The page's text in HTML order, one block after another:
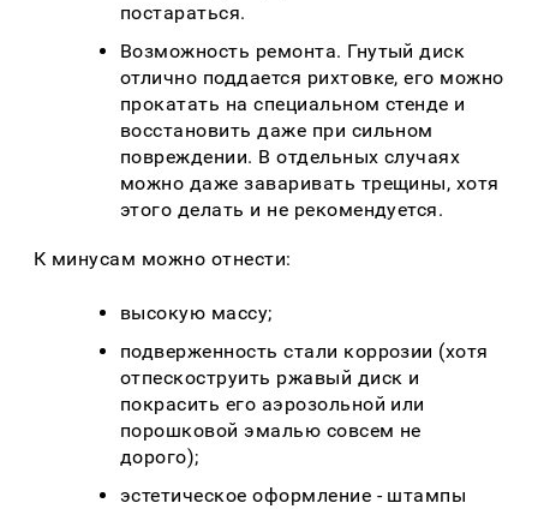
постараться.
Возможность ремонта. Гнутый диск
отлично поддается рихтовке, его можно
прокатать на специальном стенде и
восстановить даже при сильном
повреждении. В отдельных случаях
можно даже заваривать трещины, хотя
этого делать и не рекомендуется.
К минусам можно отнести:
высокую массу;
подверженность стали коррозии (хотя
отпескоструить ржавый диск и
покрасить его аэрозольной или
порошковой эмалью совсем не
дорого);
эстетическое оформление - штампы